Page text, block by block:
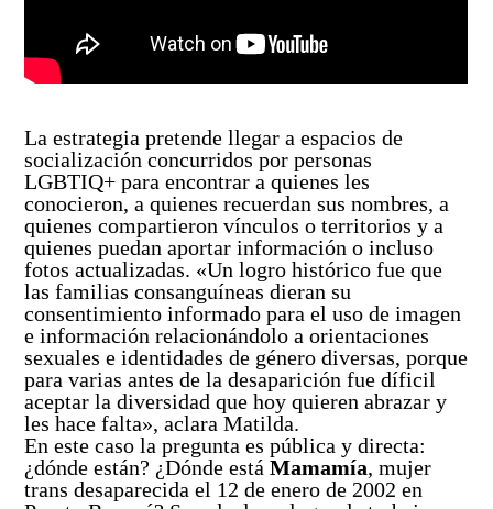
La estrategia pretende llegar a espacios de
socialización concurridos por personas
LGBTIQ+ para encontrar a quienes les
conocieron, a quienes recuerdan sus nombres, a
quienes compartieron vínculos o territorios y a
quienes puedan aportar información o incluso
fotos actualizadas. «Un logro histórico fue que
las familias consanguíneas dieran su
consentimiento informado para el uso de imagen
e información relacionándolo a orientaciones
sexuales e identidades de género diversas, porque
para varias antes de la desaparición fue díficil
aceptar la diversidad que hoy quieren abrazar y
les hace falta», aclara Matilda.
En este caso la pregunta es pública y directa:
¿dónde están? ¿Dónde estáMamamía, mujer
trans desaparecida el 12 de enero de 2002 en